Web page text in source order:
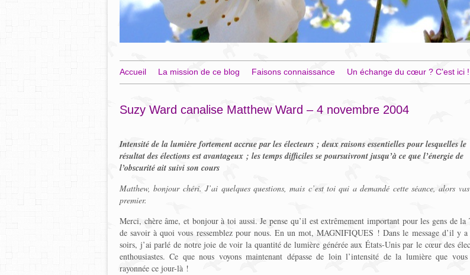
Accueil La mission de ce blog Faisons connaissance Un échange du cœur ? C'est ici !
Suzy Ward canalise Matthew Ward – 4 novembre 2004
Intensité de la lumière fortement accrue par les électeurs ; deux raisons essentielles pour lesquelles le
résultat des élections est avantageux ; les temps difficiles se poursuivront jusqu’à ce que l’énergie de
l’obscurité ait suivi son cours
Matthew, bonjour chéri. J’ai quelques questions, mais c’est toi qui a demandé cette séance, alors
premier.
Merci, chère âme, et bonjour à toi aussi. Je pense qu’il est extrêmement important pour les gens de la
de savoir à quoi vous ressemblez pour nous. En un mot, MAGNIFIQUES ! Dans le message d’il y a
soirs, j’ai parlé de notre joie de voir la quantité de lumière générée aux États-Unis par le cœur des
enthousiastes. Ce que nous voyons maintenant dépasse de loin l’intensité de la lumière que vous
rayonnée ce jour-là !